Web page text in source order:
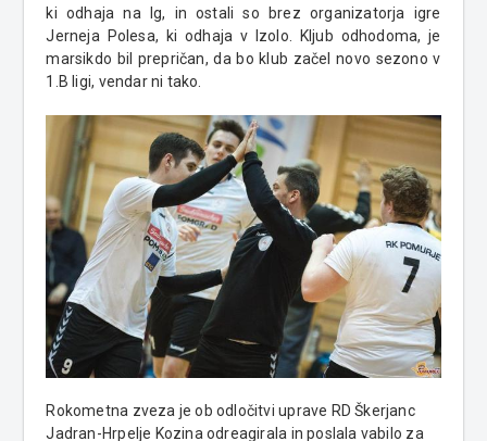
ki odhaja na Ig, in ostali so brez organizatorja igre
Jerneja Polesa, ki odhaja v Izolo. Kljub odhodoma, je
marsikdo bil prepričan, da bo klub začel novo sezono v
1.B ligi, vendar ni tako.
Rokometna zveza je ob odločitvi uprave RD Škerjanc
Jadran-Hrpelje Kozina odreagirala in poslala vabilo za